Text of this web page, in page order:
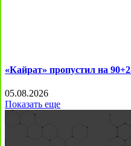
«Кайрат» пропустил на
05.08.2026
Показать еще